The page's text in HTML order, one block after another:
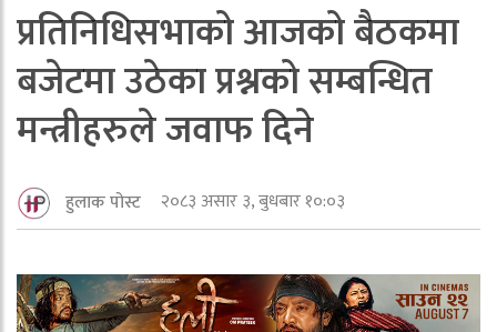
प्रतिनिधिसभाको आजको बैठकमा
बजेटमा उठेका प्रश्नको सम्बन्धित
मन्त्रीहरुले जवाफ दिने
हुलाक पोस्ट २०८३ असार ३, बुधबार १०:०३